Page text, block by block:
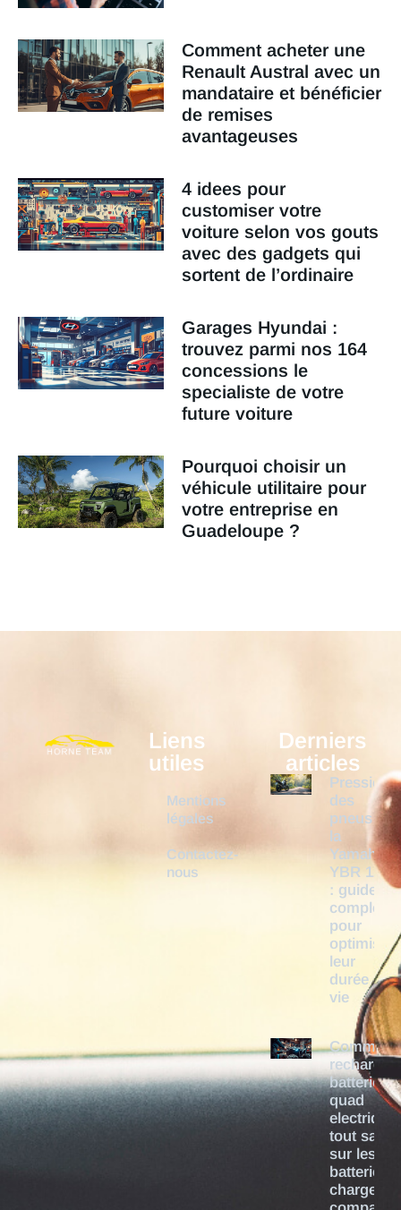
Comment acheter une
Renault Austral avec un
mandataire et bénéficier
de remises
avantageuses
4 idees pour
customiser votre
voiture selon vos gouts
avec des gadgets qui
sortent de l’ordinaire
Garages Hyundai :
trouvez parmi nos 164
concessions le
specialiste de votre
future voiture
Pourquoi choisir un
véhicule utilitaire pour
votre entreprise en
Guadeloupe ?
Liens
utiles
Mentions
légales
Contactez-
nous
Derniers
articles
Pression
des
pneus de
la
Yamaha
YBR 125
: guide
complet
pour
optimiser
leur
durée de
vie
Comment
recharger
batterie
quad
electrique
tout
sur les
batteries
chargeurs